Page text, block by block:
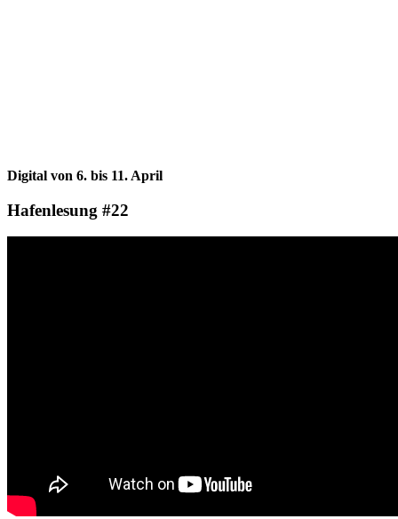
Digital von 6. bis 11. April
Hafenlesung #22